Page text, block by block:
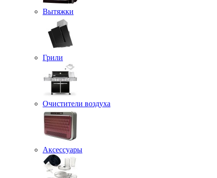
Вытяжки
Грили
Очистители воздуха
Аксессуары